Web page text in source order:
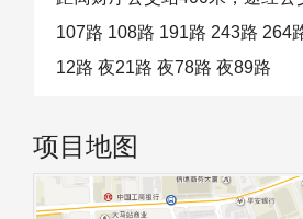
107路 108路 191路 243路 264
12路 夜21路 夜78路 夜89路
项目地图